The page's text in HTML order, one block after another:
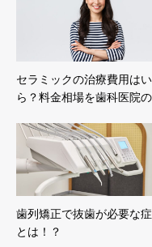
セラミックの治療費用はい
ら？料金相場を歯科医院
歯列矯正で抜歯が必要な症
とは！？